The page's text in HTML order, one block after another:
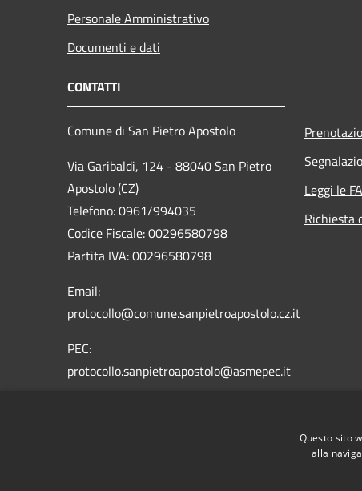
Personale Amministrativo
Documenti e dati
CONTATTI
Comune di San Pietro Apostolo
Via Garibaldi, 124 - 88040 San Pietro
Apostolo (CZ)
Telefono: 0961/994035
Codice Fiscale: 00296580798
Partita IVA: 00296580798
Email:
protocollo@comune.sanpietroapostolo.cz.it
PEC:
protocollo.sanpietroapostolo@asmepec.it
Leggi le
Richiesta
Questo sito
alla